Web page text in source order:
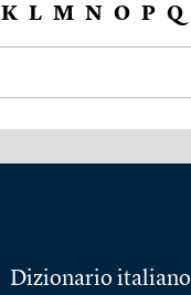
K L M N O P Q
Dizionario italiano